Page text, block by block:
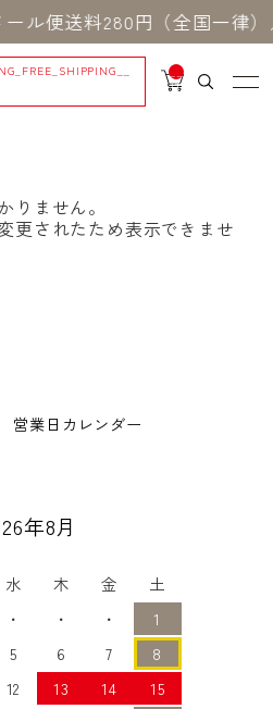
便送料280円（全国一律）
__
IT
りません。
更されたため表示できませ
営業日カレンダー
年8月
水 木 金
土
・ ・ ・
1
5 6 7
8
12 13 14
15